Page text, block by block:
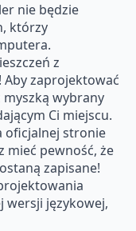
nie będzie
którzy
z
Aby zaprojektować
myszką wybrany
Ci miejscu.
oficjalnej stronie
mieć pewność, że
zapisane!
wersji językowej,